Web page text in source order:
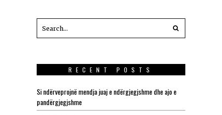
RECENT POSTS
Si ndërveprojnë mendja juaj e ndërgjegjshme dhe ajo e
pandërgjegjshme